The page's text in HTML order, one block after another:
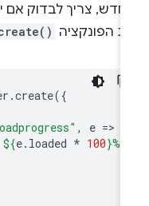
צריך לבדוק אם יש
הפונקציה
.create
e
${e.loaded * 100